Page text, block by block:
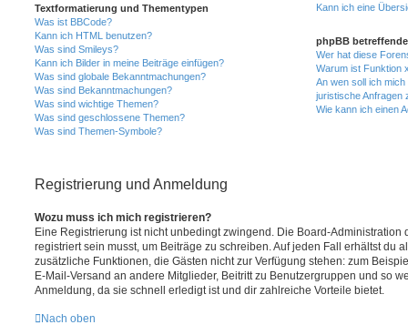
Textformatierung und Thementypen
Was ist BBCode?
Kann ich HTML benutzen?
Was sind Smileys?
Kann ich Bilder in meine Beiträge einfügen?
Was sind globale Bekanntmachungen?
Was sind Bekanntmachungen?
Was sind wichtige Themen?
Was sind geschlossene Themen?
Was sind Themen-Symbole?
Kann ich eine
phpBB
Wer hat diese
Warum ist Funktion
An wen soll ich
juristische Anfragen
Wie kann ich einen
Registrierung und Anmeldung
Wozu muss ich mich registrieren?
Eine Registrierung ist nicht unbedingt zwingend. Die Board-Administration
registriert sein musst, um Beiträge zu schreiben. Auf jeden Fall erhältst du
zusätzliche Funktionen, die Gästen nicht zur Verfügung stehen: zum
E-Mail-Versand an andere Mitglieder, Beitritt zu Benutzergruppen und so
Anmeldung, da sie schnell erledigt ist und dir zahlreiche Vorteile bietet.
Nach oben